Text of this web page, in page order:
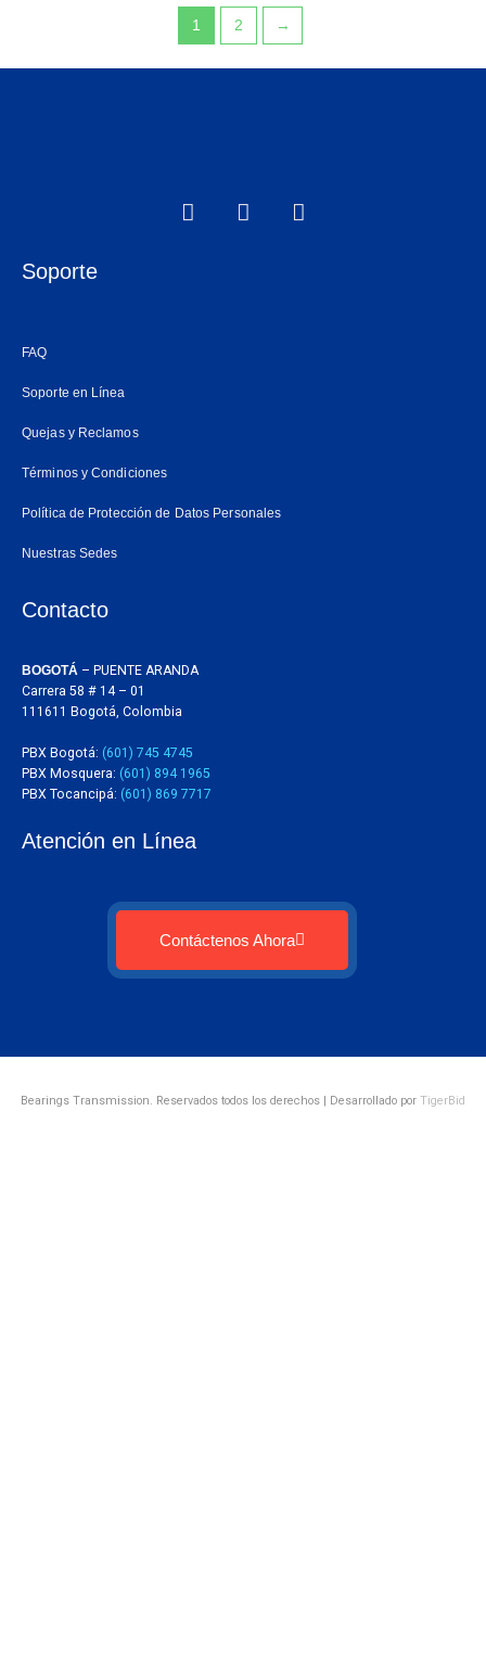
1 2 →
F
a
I
n
W
h
Soporte
FAQ
Soporte en Línea
Quejas y Reclamos
Términos y Condiciones
Política de Protección de Datos Personales
Nuestras Sedes
Contacto
BOGOTÁ – PUENTE ARANDA
Carrera 58 # 14 – 01
111611 Bogotá, Colombia
PBX Bogotá: (601) 745 4745
PBX Mosquera: (601) 894 1965
PBX Tocancipá: (601) 869 7717
Atención en Línea
Contáctenos Ahora
Bearings Transmission. Reservados todos los derechos | Desarrollado por TigerBid